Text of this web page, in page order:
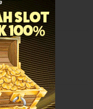
Hot! T…